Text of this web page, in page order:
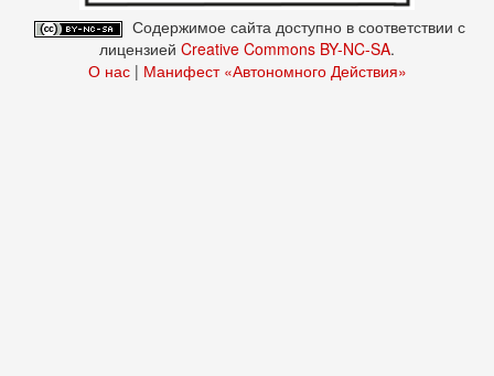
Содержимое сайта доступно в соответствии с
лицензией Creative Commons BY-NC-SA.
О нас| Манифест «Автономного Действия»